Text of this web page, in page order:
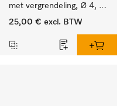
met vergrendeling, Ø 4,
lengte 175 mm.
25,00 € excl. BTW